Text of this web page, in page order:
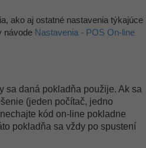
ako aj ostatné nastavenia týkajúce
návode Nastavenia - POS On-line
sa daná pokladňa použije. Ak sa
(jeden počítač, jedno
kód on-line pokladne
pokladňa sa vždy po spustení